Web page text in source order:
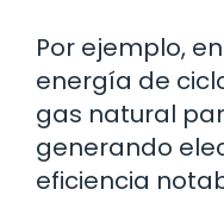
Por ejemplo,
energía de
gas natural
generando
eficiencia